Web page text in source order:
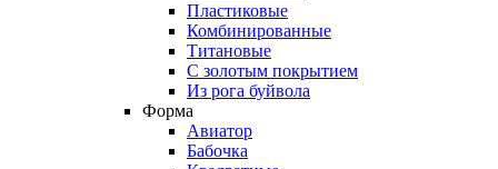
Пластиковые
Комбинированные
Титановые
С золотым покрытием
Из рога буйвола
Форма
Авиатор
Бабочка